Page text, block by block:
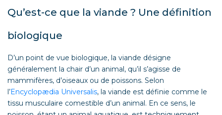
Qu’est-ce que la viande ? Une définition
biologique
D’un point de vue biologique, la viande désigne
généralement la chair d’un animal, qu’il s’agisse de
mammifères, d’oiseaux ou de poissons. Selon
l’Encyclopædia Universalis, la viande est définie comme le
tissu musculaire comestible d’un animal. En ce sens, le